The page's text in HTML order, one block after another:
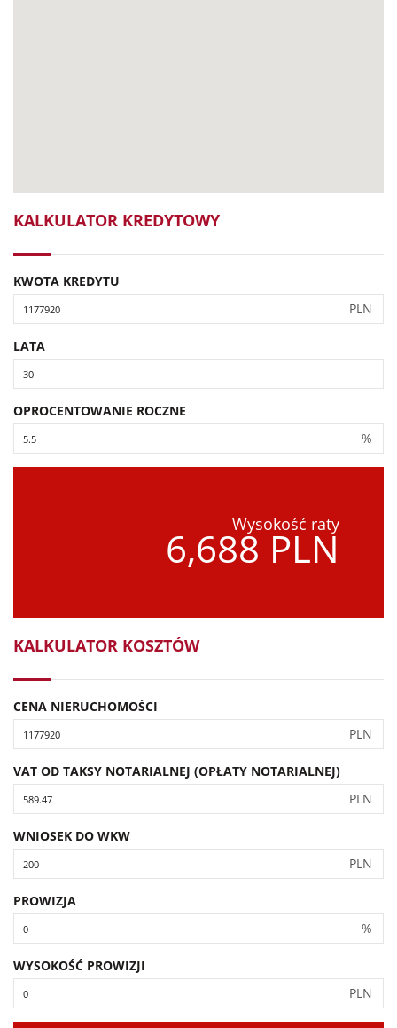
KALKULATOR KREDYTOWY
KWOTA KREDYTU
PLN
LATA
OPROCENTOWANIE ROCZNE
%
Wysokość raty
6,688 PLN
KALKULATOR KOSZTÓW
CENA NIERUCHOMOŚCI
PLN
VAT OD TAKSY NOTARIALNEJ (OPŁATY NOTARIALNEJ)
PLN
WNIOSEK DO WKW
PLN
PROWIZJA
%
WYSOKOŚĆ PROWIZJI
PLN